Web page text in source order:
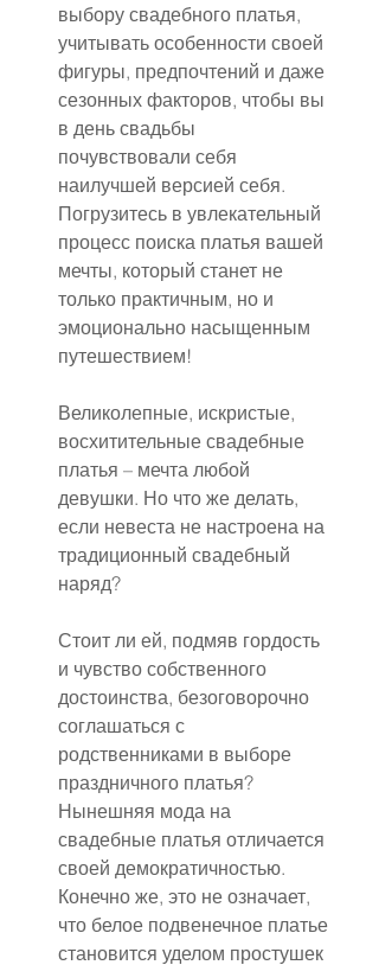
выбору свадебного платья,
учитывать особенности своей
фигуры, предпочтений и даже
сезонных факторов, чтобы вы
в день свадьбы
почувствовали себя
наилучшей версией себя.
Погрузитесь в увлекательный
процесс поиска платья вашей
мечты, который станет не
только практичным, но и
эмоционально насыщенным
путешествием!
Великолепные, искристые,
восхитительные свадебные
платья – мечта любой
девушки. Но что же делать,
если невеста не настроена на
традиционный свадебный
наряд?
Стоит ли ей, подмяв гордость
и чувство собственного
достоинства, безоговорочно
соглашаться с
родственниками в выборе
праздничного платья?
Нынешняя мода на
свадебные платья отличается
своей демократичностью.
Конечно же, это не означает,
что белое подвенечное платье
становится уделом простушек